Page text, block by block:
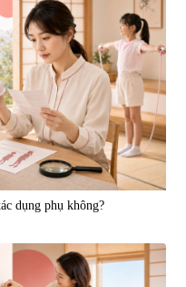
dụng phụ không?